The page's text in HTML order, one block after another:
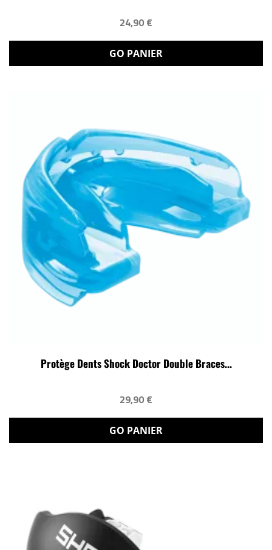
24,90 €
GO PANIER
Protège Dents Shock Doctor Double Braces...
29,90 €
GO PANIER